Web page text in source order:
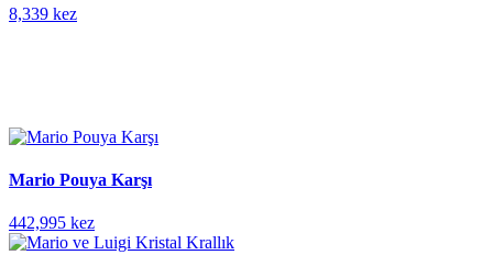
8,339 kez
Mario Pouya Karşı
442,995 kez